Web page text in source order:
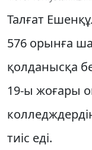
Талғат
576 орынға
қолданысқа
19-ы жоғары
тиіс еді.